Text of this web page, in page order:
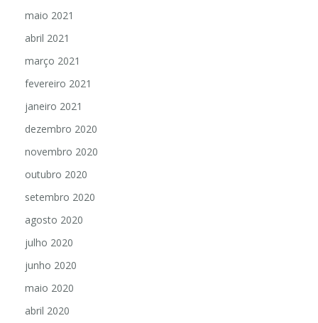
maio 2021
abril 2021
março 2021
fevereiro 2021
janeiro 2021
dezembro 2020
novembro 2020
outubro 2020
setembro 2020
agosto 2020
julho 2020
junho 2020
maio 2020
abril 2020